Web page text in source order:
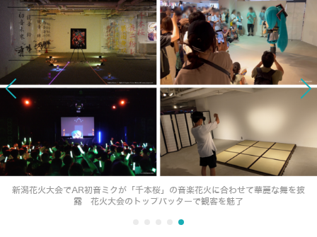
新潟花火大会でAR初音ミクが「千本桜」の音楽花火に合わせて華麗な舞を披
露 花火大会のトップバッターで観客を魅了